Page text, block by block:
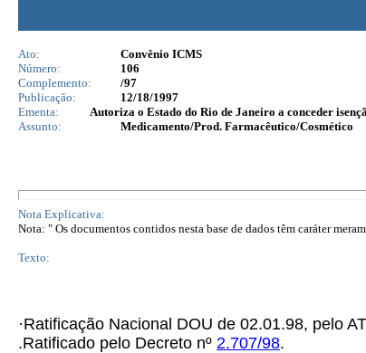
Ato:
Convênio ICMS
Número:
106
Complemento:
/97
Publicação:
12/18/1997
Ementa:
Autoriza o Estado do Rio de Janeiro a conceder
Assunto:
Medicamento/Prod. Farmacêutico/Cosmético
Nota Explicativa:
Nota: " Os documentos contidos nesta base de dados têm caráter
Texto:
·Ratificação Nacional DOU de 02.01.98, pelo
.Ratificado pelo Decreto nº 2.707/98.